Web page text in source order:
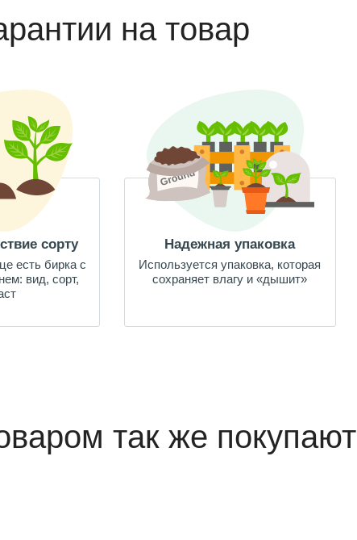
на товар
сорту
есть бирка с
вид, сорт,
Надежная упаковка
Используется упаковка, которая
сохраняет влагу и «дышит»
так же покупают